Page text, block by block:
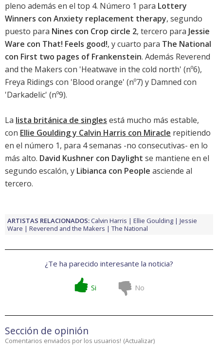
pleno además en el top 4. Número 1 para Lottery
Winners con Anxiety replacement therapy, segundo
puesto para Nines con Crop circle 2, tercero para Jessie
Ware con That! Feels good!, y cuarto para The National
con First two pages of Frankenstein. Además Reverend
and the Makers con 'Heatwave in the cold north' (nº6),
Freya Ridings con 'Blood orange' (nº7) y Damned con
'Darkadelic' (nº9).
La lista británica de singles está mucho más estable,
con Ellie Goulding y Calvin Harris con Miracle repitiendo
en el número 1, para 4 semanas -no consecutivas- en lo
más alto. David Kushner con Daylight se mantiene en el
segundo escalón, y Libianca con People asciende al
tercero.
ARTISTAS RELACIONADOS:Calvin Harris Ellie Goulding
Jessie
Ware
Reverend and the Makers The National
¿Te ha parecido interesante la noticia?
Si No
Sección de opinión
Comentarios enviados por los usuarios! (Actualizar)